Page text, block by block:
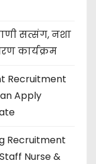
सत्संग, नशा
कार्यक्रम
Recruitment
Apply
Recruitment
Nurse &